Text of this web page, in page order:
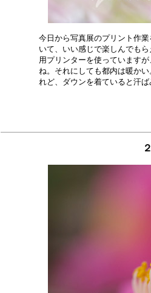
今日から写真展のプリント作
いて、いい感じで楽しんでも
用プリンターを使っています
ね。それにしても都内は暖か